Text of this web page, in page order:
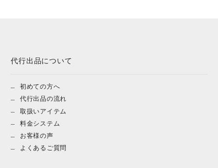
代行出品について
初めての方へ
代行出品の流れ
取扱いアイテム
料金システム
お客様の声
よくあるご質問